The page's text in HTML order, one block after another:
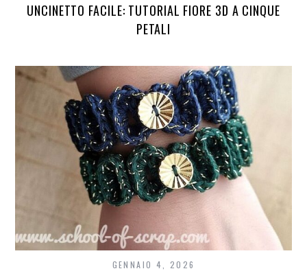
UNCINETTO FACILE: TUTORIAL FIORE 3D A CINQUE
PETALI
GENNAIO 4, 2026